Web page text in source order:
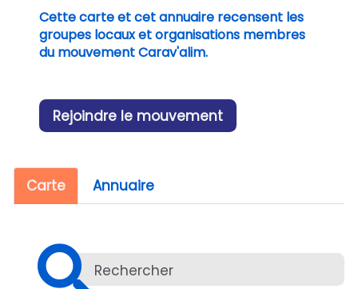
Cette carte et cet annuaire recensent les
groupes locaux et organisations membres
du mouvement Carav'alim.
Rejoindre le mouvement
Carte Annuaire